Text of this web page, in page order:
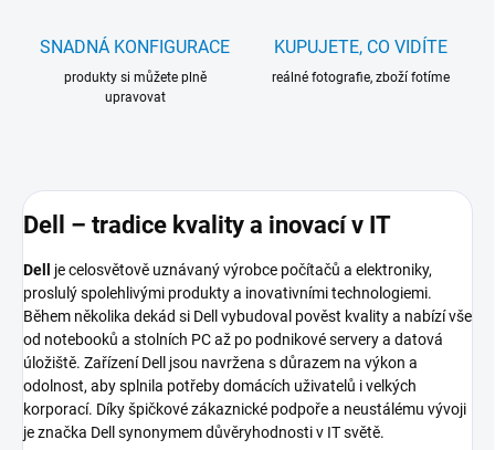
SNADNÁ KONFIGURACE
produkty si můžete plně
upravovat
KUPUJETE, CO VIDÍTE
reálné fotografie, zboží fotíme
Dell – tradice kvality a inovací v IT
Dell
je celosvětově uznávaný výrobce počítačů a elektroniky,
proslulý spolehlivými produkty a inovativními technologiemi.
Během několika dekád si Dell vybudoval pověst kvality a nabízí vše
od notebooků a stolních PC až po podnikové servery a datová
úložiště. Zařízení Dell jsou navržena s důrazem na výkon a
odolnost, aby splnila potřeby domácích uživatelů i velkých
korporací. Díky špičkové zákaznické podpoře a neustálému vývoji
je značka Dell synonymem důvěryhodnosti v IT světě.